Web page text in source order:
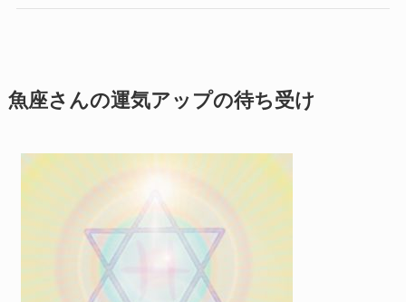
魚座さんの運気アップの待ち受け